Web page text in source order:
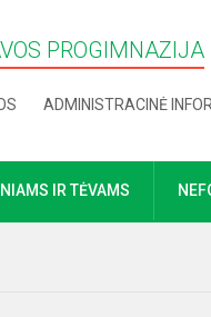
PROGIMNAZIJA
ADMINISTRACINĖ
IR TĖVAMS